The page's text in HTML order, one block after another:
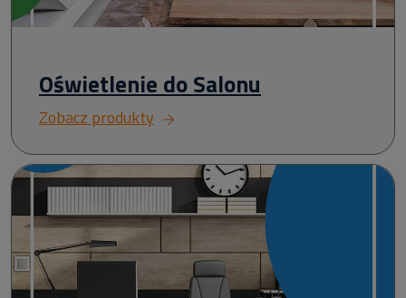
Oświetlenie do Salonu
Zobacz produkty